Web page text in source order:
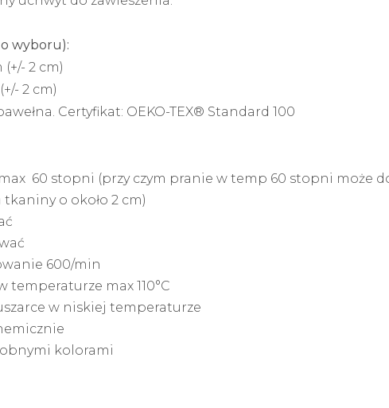
wyboru):
(+/- 2 cm)
2 cm)
Certyfikat: OEKO-TEX® Standard 100
60 stopni (przy czym pranie w temp 60 stopni może
o około 2 cm)
600/min
temperaturze max 110°C
w niskiej temperaturze
kolorami
99,00zł-119,00zł